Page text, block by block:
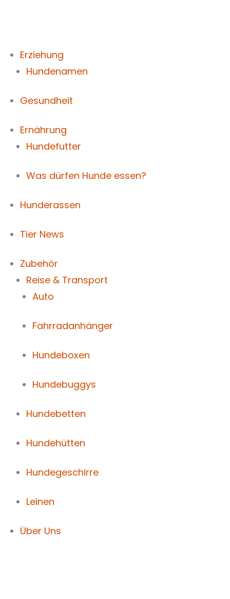
Erziehung
Hundenamen
Gesundheit
Ernährung
Hundefutter
Was dürfen Hunde essen?
Hunderassen
Tier News
Zubehör
Reise & Transport
Auto
Fahrradanhänger
Hundeboxen
Hundebuggys
Hundebetten
Hundehütten
Hundegeschirre
Leinen
Über Uns